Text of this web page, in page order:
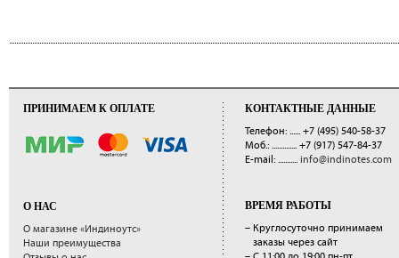
ПРИНИМАЕМ К ОПЛАТЕ
О НАС
О магазине «Индиноутс»
Наши преимущества
КОНТАКТНЫЕ ДАННЫЕ
Телефон: ...... +7 (495) 540-58-37
Моб.: .............. +7 (917) 547-84-37
E-mail: ........... info@indinotes.com
ВРЕМЯ РАБОТЫ
– Круглосуточно принимаем
заказы через сайт